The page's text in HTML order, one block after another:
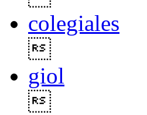
colegiales
giol